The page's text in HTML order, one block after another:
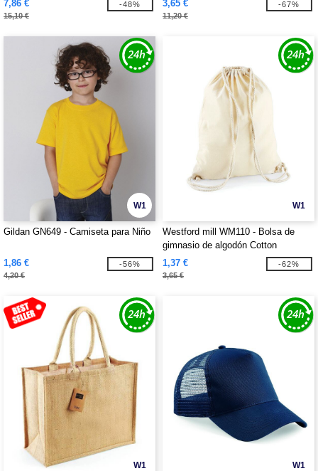
7,86 €
15,10 €
-48% 3,65 €
11,20 €
-67%
W1
Gildan GN649 - Camiseta para Niño
1,86 €
4,20 €
-56%
W1
Westford mill WM110 - Bolsa de
gimnasio de algodón Cotton
1,37 €
3,65 €
-62%
W1 W1